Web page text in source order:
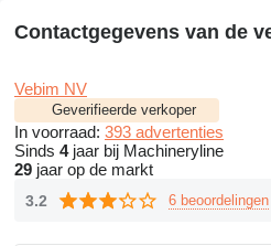
Contactgegevens van de
Vebim NV
Geverifieerde verkoper
In voorraad: 393 advertenties
Sinds 4jaar bij Machineryline
29 jaar op de markt
3.2 6 beoordelingen